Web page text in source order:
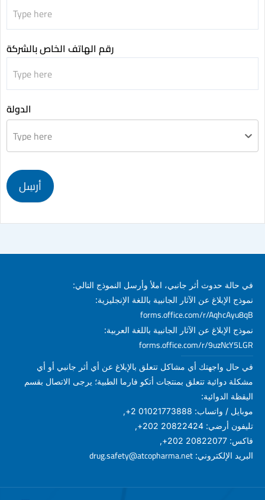
رقم الهاتف الخاص بالشركة
الدولة
Type here
أرسِل
في حالة حدوث أثر جانبي، املأ وأرسل النموذج التالي:
نموذج الإبلاغ عن الآثار الجانبية باللغة الإنجليزية:
forms.office.com/r/AqhcAyu8qB
نموذج الإبلاغ عن الآثار الجانبية باللغة العربية:
forms.office.com/r/9uzNcY5LGR
في حال واجهتك أي مشاكل تتعلق بالإبلاغ عن أي أثر جانبي أو أي
مشكلة دوائية تتعلق بمنتجات أتكو فارما الطبية؛ يرجى الاتصال بقسم
اليقظة الدوائية:
موبايل / واتساب: 01021773888 2+,
تليفون أرضي: 20822424 202+,
فاكس: 20822077 202+,
البريد الإلكتروني: drug.safety@atcopharma.net